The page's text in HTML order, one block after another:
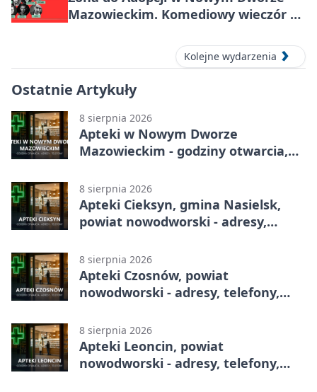
Mazowieckim. Komediowy wieczór w
Kolejne wydarzenia
Ostatnie Artykuły
8 sierpnia 2026
Apteki w Nowym Dworze
Mazowieckim - godziny otwarcia,
8 sierpnia 2026
Apteki Cieksyn, gmina Nasielsk,
powiat nowodworski - adresy,
8 sierpnia 2026
Apteki Czosnów, powiat
nowodworski - adresy, telefony,
8 sierpnia 2026
Apteki Leoncin, powiat
nowodworski - adresy, telefony,